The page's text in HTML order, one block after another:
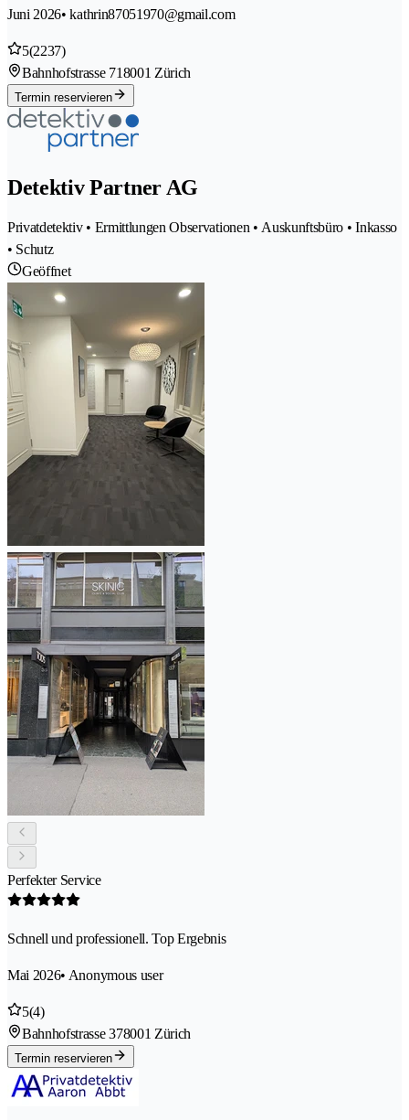
Juni 2026• kathrin87051970@gmail.com
5(2237)
Bahnhofstrasse 718001 Zürich
Termin reservieren
Detektiv Partner AG
Privatdetektiv • Ermittlungen Observationen • Auskunftsbüro • Inkasso
• Schutz
Geöffnet
Perfekter Service
Schnell und professionell. Top Ergebnis
Mai 2026• Anonymous user
5(4)
Bahnhofstrasse 378001 Zürich
Termin reservieren